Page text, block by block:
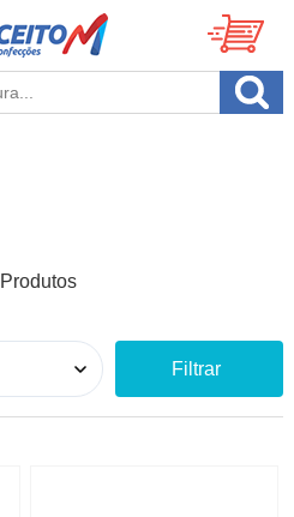
Filtrar